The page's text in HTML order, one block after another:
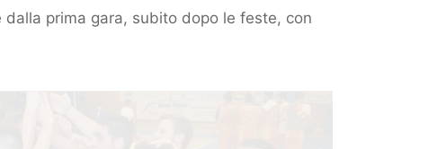
prima gara, subito dopo le feste, con